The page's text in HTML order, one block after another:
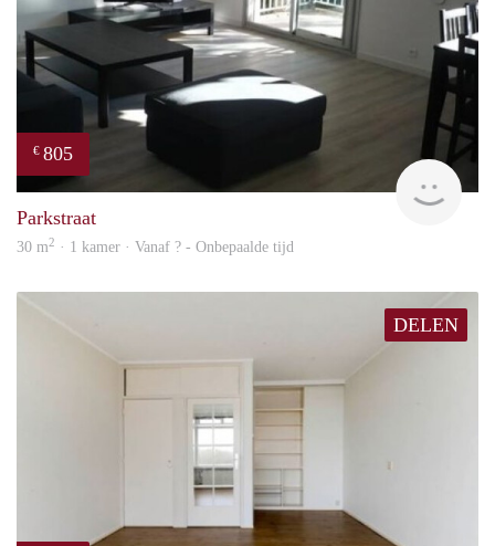
€ 805
Parkstraat
30 m2 · 1 kamer · Vanaf ? - Onbepaalde tijd
DELEN